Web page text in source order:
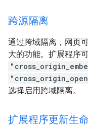
跨源隔离
通过跨域隔离，网页
大的功能。扩展程序
选择启用跨域隔离。
扩展程序更新生